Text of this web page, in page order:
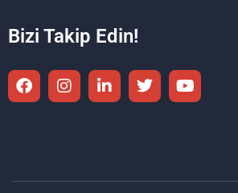
Bizi Takip Edin!